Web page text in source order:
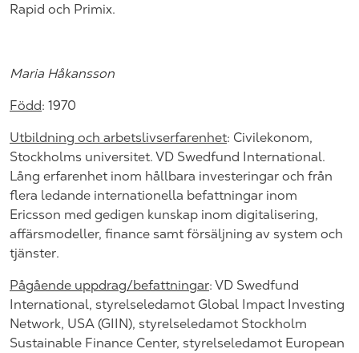
Rapid och Primix.
Maria Håkansson
Född: 1970
Utbildning och arbetslivserfarenhet: Civilekonom,
Stockholms universitet. VD Swedfund International.
Lång erfarenhet inom hållbara investeringar och från
flera ledande internationella befattningar inom
Ericsson med gedigen kunskap inom digitalisering,
affärsmodeller, finance samt försäljning av system och
tjänster.
Pågående uppdrag/befattningar: VD Swedfund
International, styrelseledamot Global Impact Investing
Network, USA (GIIN), styrelseledamot Stockholm
Sustainable Finance Center, styrelseledamot European